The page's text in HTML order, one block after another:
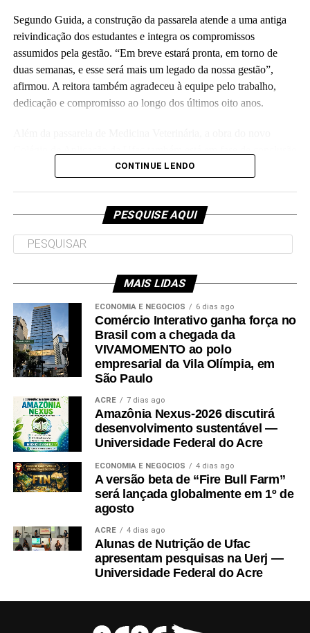
Leia Mais: UFAC
Segundo Guida, a construção da passarela atende a uma antiga
reivindicação dos estudantes e integra os compromissos
assumidos pela gestão. “Em breve estará pronta, em torno de
duas semanas, e esse será mais um legado da nossa gestão”,
afirmou. A reitora também agradeceu à equipe pelo trabalho,
dedicação e compromisso ao longo dos últimos oito anos.
e deve ser entregue em breve.CONTINUE LENDO
PESQUISE AQUI
MAIS LIDAS
ECONOMIA E NEGÓCIOS 6 dias ago
Comércio Interativo ganha força no
Brasil com a chegada da
VIVAMOMENTO ao polo
empresarial da Vila Olímpia, em
São Paulo
ACRE 7 dias ago
Amazônia Nexus-2026 discutirá
desenvolvimento sustentável —
Universidade Federal do Acre
ECONOMIA E NEGÓCIOS 4 dias ago
A versão beta de “Fire Bull Farm”
será lançada globalmente em 1º de
agosto
ACRE 4 dias ago
Alunas de Nutrição de Ufac
apresentam pesquisas na Uerj —
Universidade Federal do Acre